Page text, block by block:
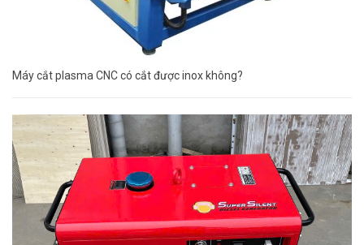
Máy cắt plasma CNC có cắt được inox không?